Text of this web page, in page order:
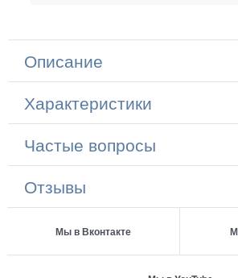
Описание
Характеристики
Частые вопросы
Отзывы
Мы в Вконтакте